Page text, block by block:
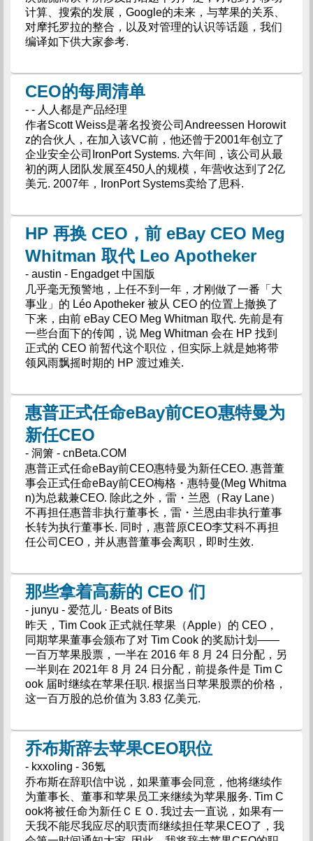
计算、搜索的发展，Google的未来，与苹果的关系、
对摩托罗拉的整合，以及对管理的认识等话题，我们
编译如下供大家参考.
CEO的每周清单
- - 人人都是产品经理
作者Scott Weiss是著名投资公司Andreessen Horowit
z的合伙人，在加入该VC前，他还曾于2001年创立了
企业安全公司IronPort Systems. 六年间，该公司从最
初的两人团队发展至450人的规模，年营收达到了2亿
美元. 2007年，IronPort Systems卖给了思科.
HP 再换 CEO，前 eBay CEO Meg
Whitman 取代 Leo Apotheker
- austin - Engadget 中国版
几乎毫无预警地，上任不到一年，才刚做了一番「大
事业」的 Léo Apotheker 被从 CEO 的位置上撤换了
下来，由前 eBay CEO Meg Whitman 取代. 先前是有
一些台面下的传闻，说 Meg Whitman 会在 HP 找到
正式的 CEO 前暂代这个职位，但实际上就是她将带
领风雨飘摇时期的 HP 渡过难关.
惠普正式任命eBay前CEO惠特曼为
新任CEO
- 洞箫 - cnBeta.COM
惠普正式任命eBay前CEO惠特曼为新任CEO. 惠普董
事会正式任命eBay前CEO梅格・惠特曼(Meg Whitma
n)为总裁兼CEO. 除此之外，雷・兰恩（Ray Lane）
不再担任惠普非执行董事长，雷・兰恩由非执行董事
长转为执行董事长. 同时，惠普原CEO李艾科不再担
任公司CEO，并从惠普董事会离职，即时生效.
那些拿着高薪的 CEO 们
- junyu - 爱范儿 · Beats of Bits
昨天，Tim Cook 正式就任苹果（Apple）的 CEO，
同期苹果董事会颁布了对 Tim Cook 的奖励计划——
一百万苹果股票，一半在 2016 年 8 月 24 日分配，另
一半则在 2021年 8 月 24 日分配，前提条件是 Tim C
ook 届时继续在苹果任职. 根据当日苹果股票的价格，
这一百万股的总价值为 3.83 亿美元.
乔布斯辞去苹果CEO职位
- kxxoling - 36氪
乔布斯在辞职信中说，如果董事会同意，他将继续作
为董事长、董事和苹果员工来继续为苹果服务. Tim C
ook将被任命为新任ＣＥＯ. 我过去一直说，如果有一
天我不能尽我应尽的职责而继续担任苹果CEO了，我